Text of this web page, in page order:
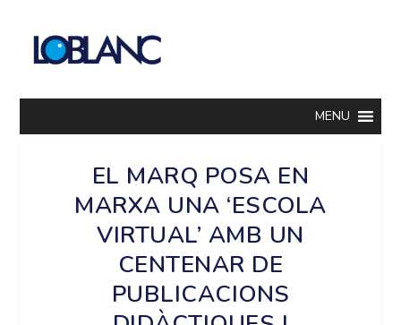
MENU
EL MARQ POSA EN
MARXA UNA ‘ESCOLA
VIRTUAL’ AMB UN
CENTENAR DE
PUBLICACIONS